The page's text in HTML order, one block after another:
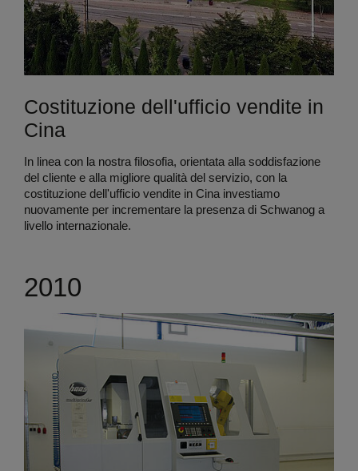
Costituzione dell'ufficio vendite in
Cina
In linea con la nostra filosofia, orientata alla soddisfazione
del cliente e alla migliore qualità del servizio, con la
costituzione dell'ufficio vendite in Cina investiamo
nuovamente per incrementare la presenza di Schwanog a
livello internazionale.
2010